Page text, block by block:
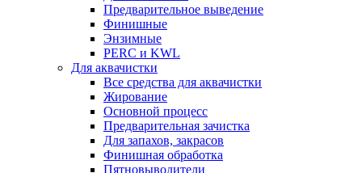
Предварительное выведение
Финишные
Энзимные
PERC и KWL
Для аквачистки
Все средства для аквачистки
Жирование
Основной процесс
Предварительная зачистка
Для запахов, закрасов
Финишная обработка
Пятновыводители